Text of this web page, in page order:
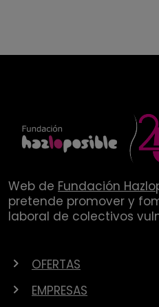
Web de Fundación
pretende promover y
laboral de colectivos
OFERTAS
EMPRESAS